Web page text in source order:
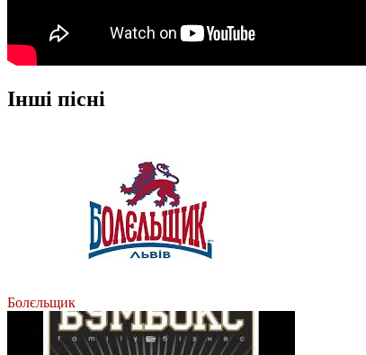
Інші пісні
Болєльщик